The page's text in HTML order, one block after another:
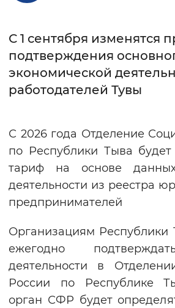
Интервал
Цвет
Монохромный
Синий
Включены
Звуковой
Воспроизвести
С 1 сентября изменятся
подтверждения
экономической
работодателей Тувы
С 2026 года Отделение
по Республики Тыва будет
тариф на основе
деятельности из реестра
предпринимателей
Организациям
ежегодно
деятельности в
России по Республике
орган СФР будет